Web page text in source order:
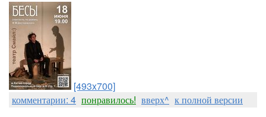
[493x700]
комментарии: 4 понравилось! вверх^ к полной версии